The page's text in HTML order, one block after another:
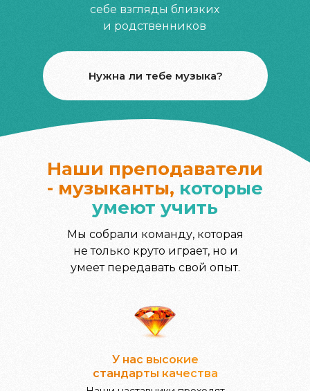
себе взгляды близких
и родственников
Нужна ли тебе музыка?
Мы собрали команду, которая
не только круто играет, но и
умеет передавать свой опыт.
Наши преподаватели
- музыканты, которые
умеют учить
У нас высокие
стандарты качества